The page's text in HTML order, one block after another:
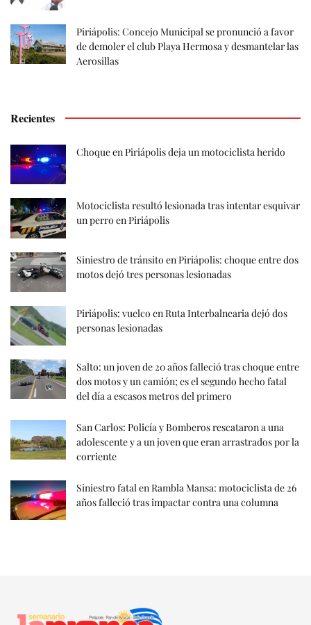
Piriápolis: Concejo Municipal se pronunció a favor
de demoler el club Playa Hermosa y desmantelar las
Aerosillas
Recientes
Choque en Piriápolis deja un motociclista herido
Motociclista resultó lesionada tras intentar esquivar
un perro en Piriápolis
Siniestro de tránsito en Piriápolis: choque entre dos
motos dejó tres personas lesionadas
Piriápolis: vuelco en Ruta Interbalnearia dejó dos
personas lesionadas
Salto: un joven de 20 años falleció tras choque entre
dos motos y un camión; es el segundo hecho fatal
del día a escasos metros del primero
San Carlos: Policía y Bomberos rescataron a una
adolescente y a un joven que eran arrastrados por la
corriente
Siniestro fatal en Rambla Mansa: motociclista de 26
años falleció tras impactar contra una columna